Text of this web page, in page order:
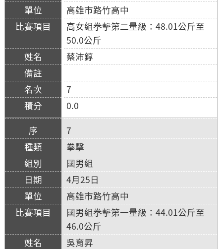
高雄市路竹高中
高女組拳擊第二量級：48.01公斤至
50.0公斤
蔡沛錞
7
0.0
7
拳擊
國男組
4月25日
高雄市路竹高中
國男組拳擊第一量級：44.01公斤至
46.0公斤
吳育昇